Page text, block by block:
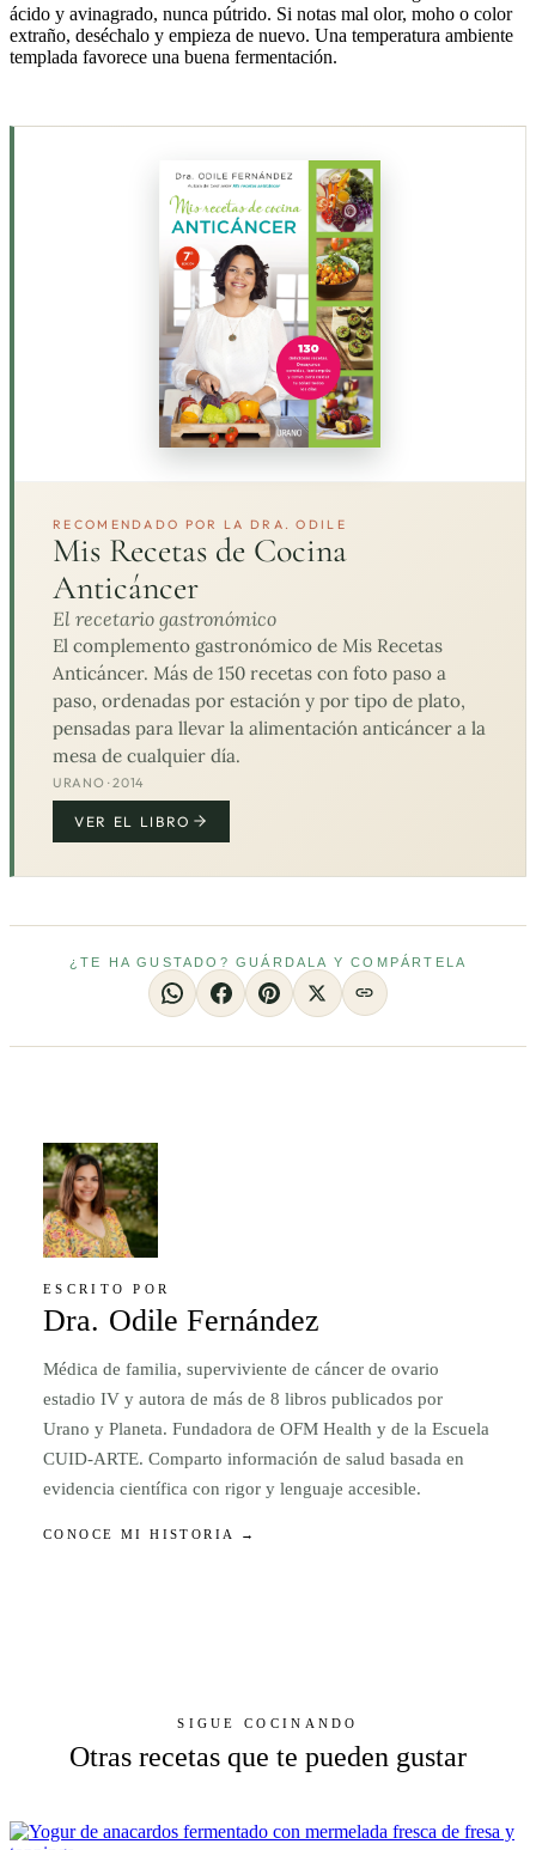
ácido y avinagrado, nunca pútrido. Si notas mal olor, moho o color
extraño, deséchalo y empieza de nuevo. Una temperatura ambiente
templada favorece una buena fermentación.
RECOMENDADO POR LA DRA. ODILE
Mis Recetas de Cocina
Anticáncer
El recetario gastronómico
El complemento gastronómico de Mis Recetas
Anticáncer. Más de 150 recetas con foto paso a
paso, ordenadas por estación y por tipo de plato,
pensadas para llevar la alimentación anticáncer a la
mesa de cualquier día.
URANO · 2014
VER EL LIBRO
¿TE HA GUSTADO? GUÁRDALA Y COMPÁRTELA
ESCRITO POR
Dra. Odile Fernández
Médica de familia, superviviente de cáncer de ovario
estadio IV y autora de más de 8 libros publicados por
Urano y Planeta. Fundadora de OFM Health y de la Escuela
CUID-ARTE. Comparto información de salud basada en
evidencia científica con rigor y lenguaje accesible.
CONOCE MI HISTORIA →
SIGUE COCINANDO
Otras recetas que te pueden gustar